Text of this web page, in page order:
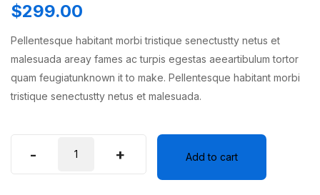
$299.00
Pellentesque habitant morbi tristique senectustty netus et
malesuada areay fames ac turpis egestas aeeartibulum tortor
quam feugiatunknown it to make. Pellentesque habitant morbi
tristique senectustty netus et malesuada.
-
Hard
Disk
+ Add to cart